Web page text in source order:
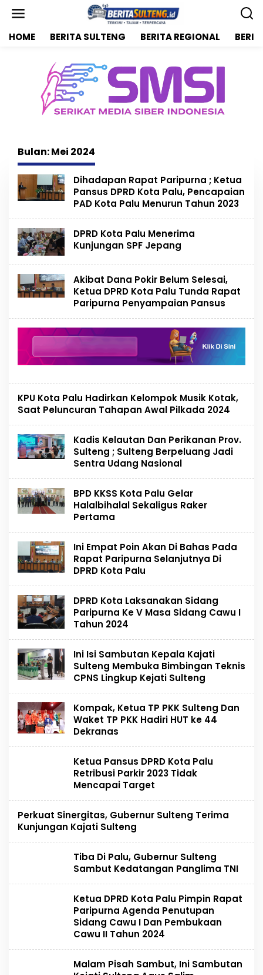
HOME BERITA SULTENG BERITA REGIONAL
Bulan:Mei 2024
Dihadapan Rapat Paripurna ; Ketua
Pansus DPRD Kota Palu, Pencapaian
PAD Kota Palu Menurun Tahun 2023
DPRD Kota Palu Menerima
Kunjungan SPF Jepang
Akibat Dana Pokir Belum Selesai,
Ketua DPRD Kota Palu Tunda Rapat
Paripurna Penyampaian Pansus
KPU Kota Palu Hadirkan Kelompok Musik Kotak,
Saat Peluncuran Tahapan Awal Pilkada 2024
Kadis Kelautan Dan Perikanan Prov.
Sulteng ; Sulteng Berpeluang Jadi
Sentra Udang Nasional
BPD KKSS Kota Palu Gelar
Halalbihalal Sekaligus Raker
Pertama
Ini Empat Poin Akan Di Bahas Pada
Rapat Paripurna Selanjutnya Di
DPRD Kota Palu
DPRD Kota Laksanakan Sidang
Paripurna Ke V Masa Sidang Cawu I
Tahun 2024
Ini Isi Sambutan Kepala Kajati
Sulteng Membuka Bimbingan Teknis
CPNS Lingkup Kejati Sulteng
Kompak, Ketua TP PKK Sulteng Dan
Waket TP PKK Hadiri HUT ke 44
Dekranas
Ketua Pansus DPRD Kota Palu
Retribusi Parkir 2023 Tidak
Mencapai Target
Perkuat Sinergitas, Gubernur Sulteng Terima
Kunjungan Kajati Sulteng
Tiba Di Palu, Gubernur Sulteng
Sambut Kedatangan Panglima TNI
Ketua DPRD Kota Palu Pimpin Rapat
Paripurna Agenda Penutupan
Sidang Cawu I Dan Pembukaan
Cawu II Tahun 2024
Malam Pisah Sambut, Ini Sambutan